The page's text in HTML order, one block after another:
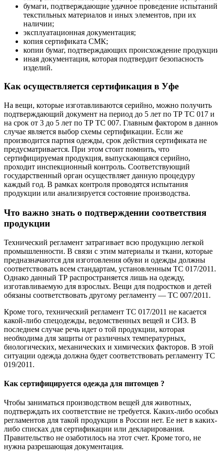
бумаги, подтверждающие удачное проведение испытаний
текстильных материалов и иных элементов, при их
наличии;
эксплуатационная документация;
копия сертификата СМК;
копии бумаг, подтверждающих происхождение
иная документация, которая подтвердит безопасность
изделий.
Как осуществляется сертификация в Уфе
На вещи, которые изготавливаются серийно, можно получить
подтверждающий документ на период до 5 лет по ТР ТС 017 и
на срок от 3 до 5 лет по ТР ТС 007. Главным фактором в
случае является выбор схемы сертификации. Если же
производится партия одежды, срок действия сертификата не
предусматривается. При этом стоит помнить, что
сертифицируемая продукция, выпускающаяся серийно,
проходит инспекционный контроль. Соответствующий
государственный орган осуществляет данную процедуру
каждый год. В рамках контроля проводятся испытания
продукции или анализируется состояние производства.
Что важно знать о подтверждении соответствия
продукции
Технический регламент затрагивает всю продукцию легкой
промышленности. В связи с этим материалы и ткани, которые
предназначаются для изготовления обуви и одежды должны
соответствовать всем стандартам, установленным ТС 017/2011.
Однако данный ТР распространяется лишь на одежду,
изготавливаемую для взрослых. Вещи для подростков и детей
обязаны соответствовать другому регламенту — ТС 007/2011.
Кроме того, технический регламент ТС 017/2011 не касается
какой-либо спецодежды, ведомственных вещей и СИЗ. В
последнем случае речь идет о той продукции, которая
необходима для защиты от различных температурных,
биологических, механических и химических факторов. В этой
ситуации одежда должна будет соответствовать регламенту ТС
019/2011.
Как сертифицируется одежда для питомцев ?
Чтобы заниматься производством вещей для животных,
подтверждать их соответствие не требуется. Каких-либо
регламентов для такой продукции в России нет. Ее нет в каких-
либо списках для сертификации или декларирования.
Правительство не озаботилось на этот счет. Кроме того, не
нужна разрешающая документация.